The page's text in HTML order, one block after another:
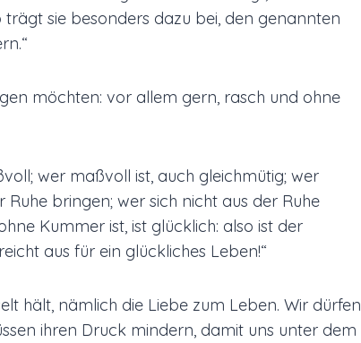
sie besonders dazu bei, den genannten
möchten: vor allem gern, rasch und ohne
wer maßvoll ist, auch gleichmütig; wer
Ruhe bringen; wer sich nicht aus der Ruhe
Kummer ist, ist glücklich: also ist der
aus für ein glückliches Leben!“
hält, nämlich die Liebe zum Leben. Wir dürfen
ihren Druck mindern, damit uns unter dem